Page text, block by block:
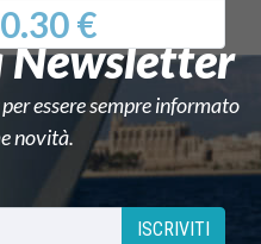
€
Newsletter
essere sempre informato
novità.
ISCRIVITI